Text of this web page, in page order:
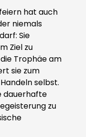
hat auch
niemals
Sie
Ziel zu
Trophäe am
sie zum
selbst.
dauerhafte
zu